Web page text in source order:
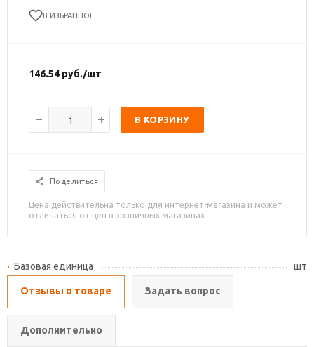
В ИЗБРАННОЕ
146.54 руб./шт
В КОРЗИНУ
Поделиться
Цена действительна только для интернет-магазина и может
отличаться от цен в розничных магазинах
Базовая единица шт
Отзывы о товаре Задать вопрос
Дополнительно